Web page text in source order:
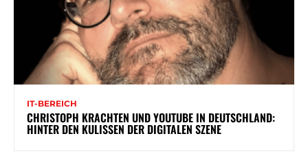
IT-BEREICH
CHRISTOPH KRACHTEN UND YOUTUBE IN DEUTSCHLAND:
HINTER DEN KULISSEN DER DIGITALEN SZENE